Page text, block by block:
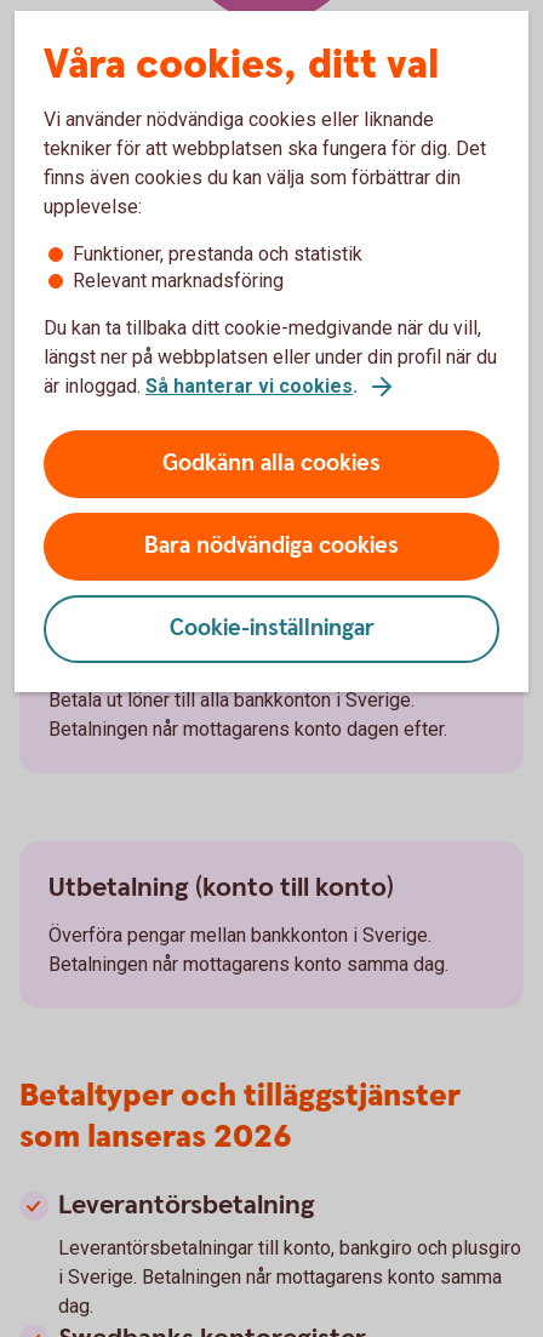
Överblick i internetbanken
Via internetbanken får ni en bra överblick och kan
enkelt hantera företagets betalningsordrar samt
transaktioner och till exempel:
Godkänna betalningsordrar
Se lista och detaljvy över betalningsordrar samt
transaktioner
Betaltyper
Lön
Betala ut löner till alla bankkonton i Sverige.
Betalningen når mottagarens konto dagen efter.
Utbetalning (konto till konto)
Överföra pengar mellan bankkonton i Sverige.
Betalningen når mottagarens konto samma dag.
Betaltyper och tilläggstjänster
som lanseras 2026
Leverantörsbetalning
Leverantörsbetalningar till konto, bankgiro och plusgiro
i Sverige. Betalningen når mottagarens konto samma
dag.
Våra cookies, ditt val
Vi använder nödvändiga cookies eller liknande
tekniker för att webbplatsen ska fungera för dig. Det
finns även cookies du kan välja som förbättrar din
upplevelse:
Funktioner, prestanda och statistik
Relevant marknadsföring
Du kan ta tillbaka ditt cookie-medgivande när du vill,
längst ner på webbplatsen eller under din profil när du
är inloggad. Så hanterar vi cookies.
Godkänn alla cookies
Bara nödvändiga cookies
Cookie-inställningar